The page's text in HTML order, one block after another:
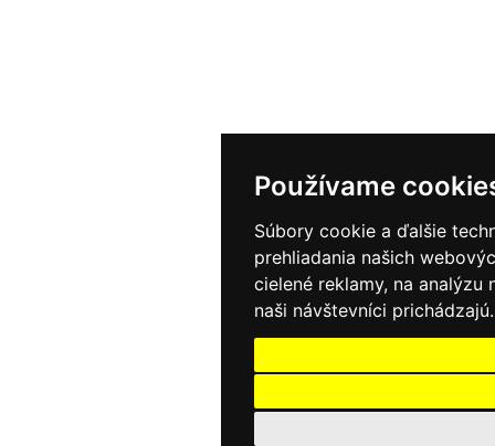
Používame
Súbory cookie a ďalšie
prehliadania našich
cielené reklamy, na
naši návštevníci prichádzajú.